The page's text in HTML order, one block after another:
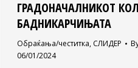
ГРАДОНАЧАЛНИКОТ
БАДНИКАРЧИЊАТА
Обраќања/честитка, СЛИДЕР
06/01/2024